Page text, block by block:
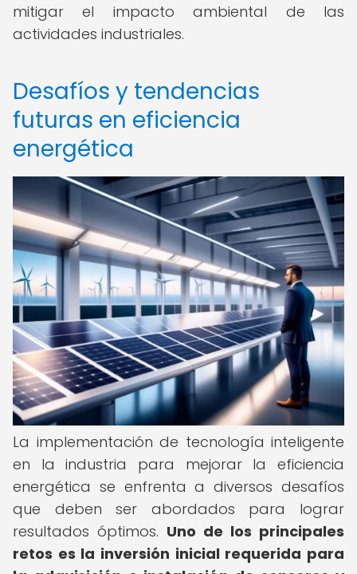
mitigar el impacto ambiental de las
actividades industriales.
Desafíos y tendencias
futuras en eficiencia
energética
La implementación de tecnología inteligente
en la industria para mejorar la eficiencia
energética se enfrenta a diversos desafíos
que deben ser abordados para lograr
resultados óptimos. Uno de los principales
retos es la inversión inicial requerida para